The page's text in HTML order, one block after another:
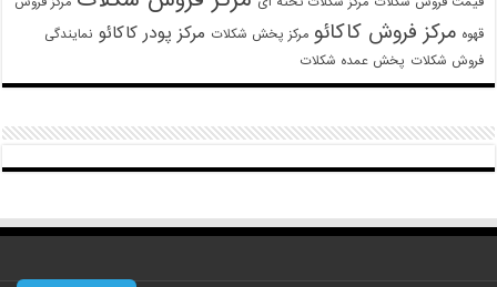
قهوه مرکز فروش کاکائو مرکز پخش شکلات مرکز پودر کاکائو نمایندگی
فروش شکلات پخش عمده شکلات